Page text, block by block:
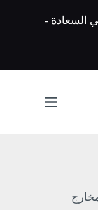
السعادة -